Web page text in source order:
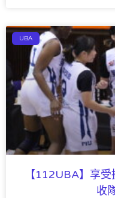
UBA
【112UBA】享
收